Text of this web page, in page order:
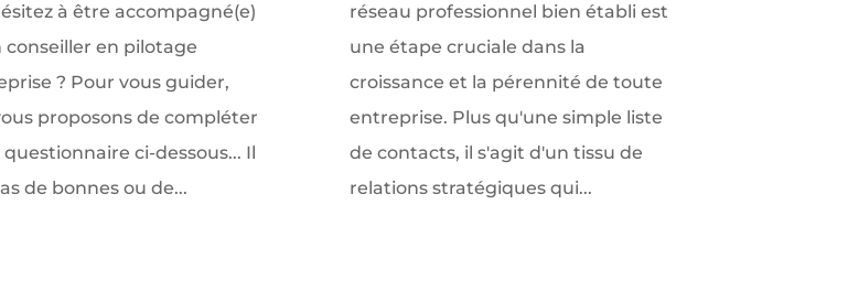
à être accompagné(e)
conseiller en pilotage
? Pour vous guider,
proposons de compléter
ci-dessous... Il
de bonnes ou de...
réseau professionnel bien établi est
une étape cruciale dans la
croissance et la pérennité de toute
entreprise. Plus qu'une simple liste
de contacts, il s'agit d'un tissu de
relations stratégiques qui...